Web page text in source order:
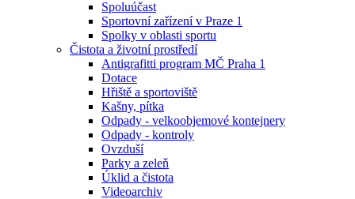
Spoluúčast
Sportovní zařízení v Praze 1
Spolky v oblasti sportu
Čistota a životní prostředí
Antigrafitti program MČ Praha 1
Dotace
Hřiště a sportoviště
Kašny, pítka
Odpady - velkoobjemové kontejnery
Odpady - kontroly
Ovzduší
Parky a zeleň
Úklid a čistota
Videoarchiv